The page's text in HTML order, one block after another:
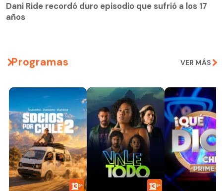
Dani Ride recordó duro episodio que sufrió a los 17
años
Programas VER MÁS